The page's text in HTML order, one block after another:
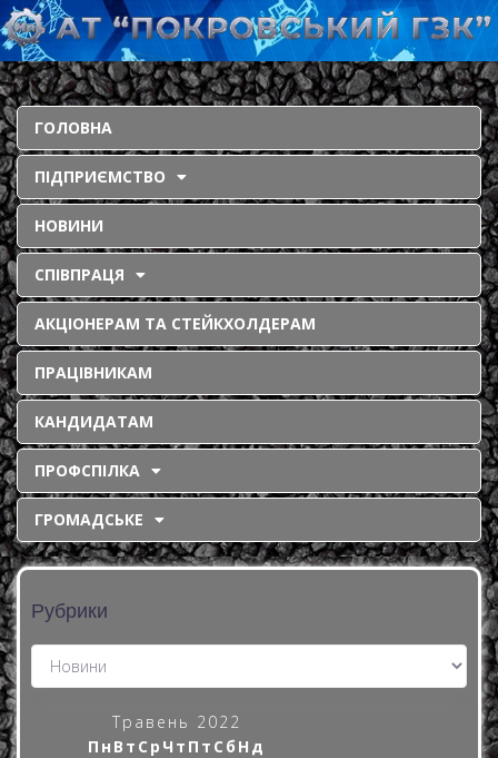
ГОЛОВНА
ПІДПРИЄМСТВО
НОВИНИ
СПІВПРАЦЯ
АКЦІОНЕРАМ ТА СТЕЙКХОЛДЕРАМ
ПРАЦІВНИКАМ
КАНДИДАТАМ
ПРОФСПІЛКА
ГРОМАДСЬКЕ
Рубрики
Травень 2022
Пн Вт Ср Чт Пт Сб Нд